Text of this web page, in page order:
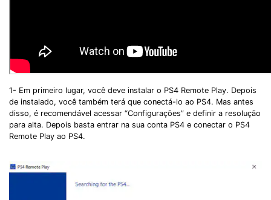
1- Em primeiro lugar, você deve instalar o PS4 Remote Play. Depois
de instalado, você também terá que conectá-lo ao PS4. Mas antes
disso, é recomendável acessar “Configurações” e definir a resolução
para alta. Depois basta entrar na sua conta PS4 e conectar o PS4
Remote Play ao PS4.